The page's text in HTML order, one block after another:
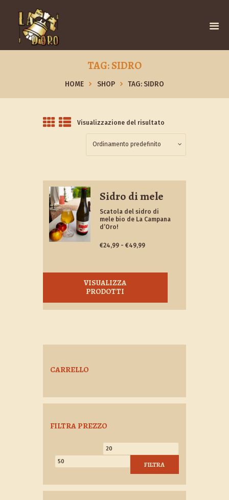
TAG: SIDRO
HOME SHOP TAG: SIDRO
Visualizzazione del risultato
Sidro di mele
Scatola del sidro di
mele bio de La Campana
d’Oro!
€24,99 - €49,99Fascia
€49,99
VISUALIZZA
PRODOTTI
CARRELLO
FILTRA PREZZO
Prezzo
FILTRA